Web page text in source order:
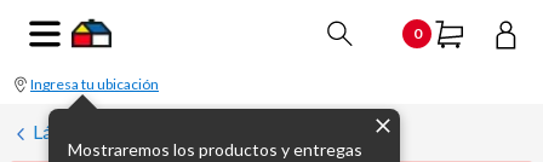
0
Ingresa tu ubicación
Mostraremos los productos y entregas
Lámparas de mesa y escritorio